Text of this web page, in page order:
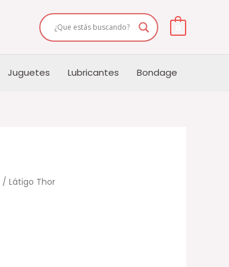
Juguetes Lubricantes Bondage
/ Látigo Thor